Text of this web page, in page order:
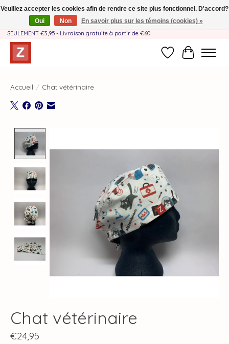
Fait à la main par une équipe mère-fille❤️ - Frais de livraison BE & NL
SEULEMENT €3,95 - Livraison gratuite à partir de €60
Liste dePanier
Accueil / Chat vétérinaire
Chat vétérinaire
€24,95
Veuillez accepter les cookies afin de rendre ce site plus fonctionnel. D'accord?
Oui
Non En savoir plus sur les témoins (cookies) »